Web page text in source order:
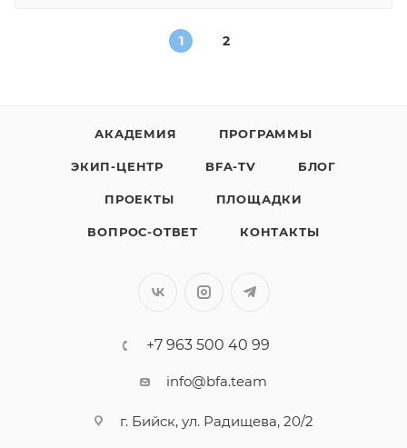
1 2
АКАДЕМИЯ ПРОГРАММЫ
ЭКИП-ЦЕНТР BFA-TV БЛОГ
ПРОЕКТЫ ПЛОЩАДКИ
ВОПРОС-ОТВЕТ КОНТАКТЫ
+7 963 500 40 99
info@bfa.team
г. Бийск, ул. Радищева, 20/2